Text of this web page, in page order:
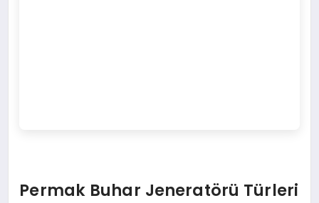
Permak Buhar Jeneratörü Türleri